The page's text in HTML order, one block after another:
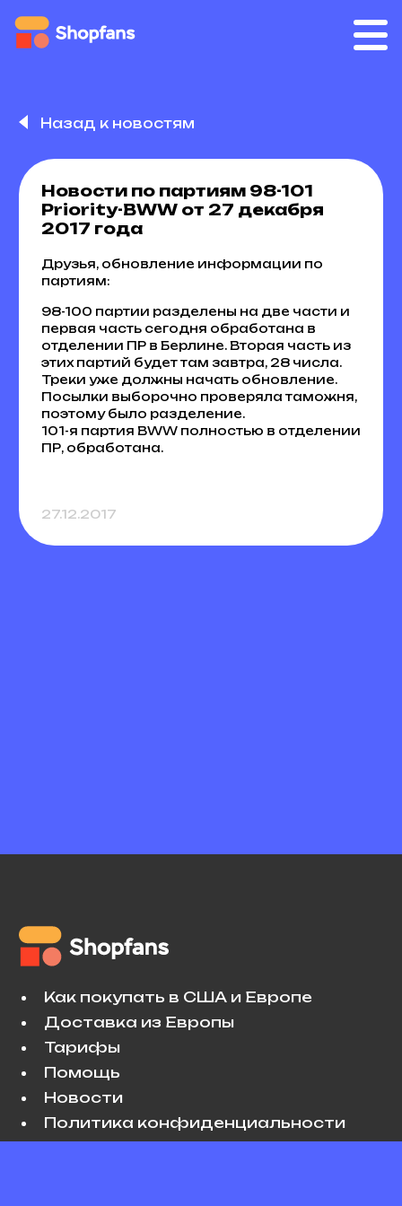
Назад к новостям
Новости по партиям 98-101
Priority-BWW от 27 декабря
2017 года
Друзья, обновление информации по
партиям:
98-100 партии разделены на две части и
первая часть сегодня обработана в
отделении ПР в Берлине. Вторая часть из
этих партий будет там завтра, 28 числа.
Треки уже должны начать обновление.
Посылки выборочно проверяла таможня,
поэтому было разделение.
101-я партия BWW полностью в отделении
ПР, обработана.
27.12.2017
Как покупать в США и Европе
Доставка из Европы
Тарифы
Помощь
Новости
Политика конфиденциальности